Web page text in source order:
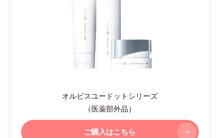
オルビスユードットシリーズ
（医薬部外品）
ご購入はこちら